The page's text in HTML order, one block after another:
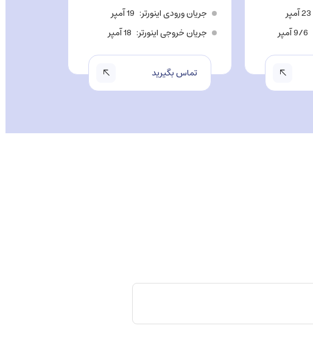
23 آمپر
9/6 آمپر
جریان ورودی اینورتر 19 آمپر
جریان خروجی اینورتر 18 آمپر
تماس بگیرید